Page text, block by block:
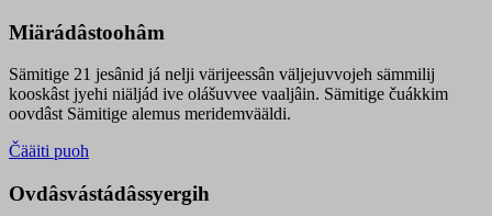
Miärádâstoohâm
Sämitige 21 jesânid já nelji värijeessân väljejuvvojeh sämmilij
kooskâst jyehi niäljád ive olášuvvee vaaljâin. Sämitige čuákkim
oovdâst Sämitige alemus meridemvääldi.
Čääiti puoh
Ovdâsvástádâssyergih